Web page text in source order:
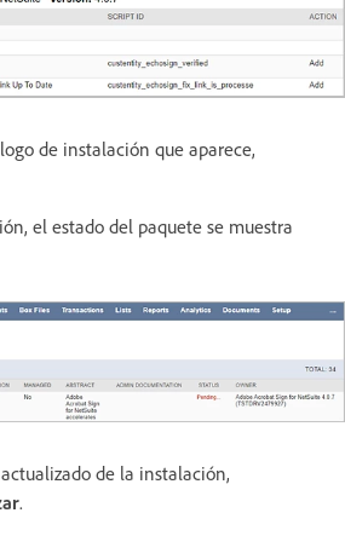
de instalación que aparece,
el estado del paquete se muestra
de la instalación,
.